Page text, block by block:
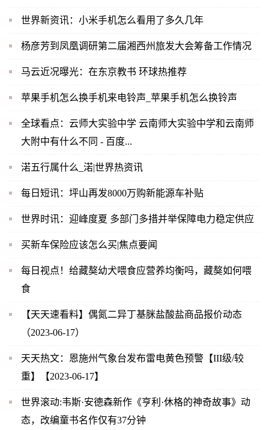
世界新资讯：小米手机怎么看用了多久几年
杨彦芳到凤凰调研第二届湘西州旅发大会筹备工作情况
马云近况曝光：在东京教书 环球热推荐
苹果手机怎么换手机来电铃声_苹果手机怎么换铃声
全球看点：云师大实验中学 云南师大实验中学和云南师
大附中有什么不同 - 百度...
渃五行属什么_渃|世界热资讯
每日短讯：坪山再发8000万购新能源车补贴
世界时讯：迎峰度夏 多部门多措并举保障电力稳定供应
买新车保险应该怎么买|焦点要闻
每日视点！给藏獒幼犬喂食应营养均衡吗，藏獒如何喂
食
【天天速看料】偶氮二异丁基脒盐酸盐商品报价动态
（2023-06-17）
天天热文：恩施州气象台发布雷电黄色预警【III级/较
重】【2023-06-17】
世界滚动:韦斯·安德森新作《亨利·休格的神奇故事》动
态，改编童书名作仅有37分钟